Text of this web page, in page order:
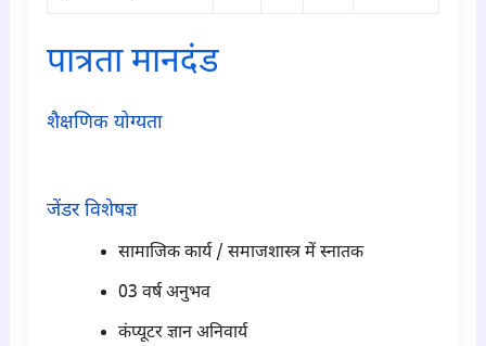
पात्रता मानदंड
शैक्षणिक योग्यता
जेंडर विशेषज्ञ
सामाजिक कार्य / समाजशास्त्र में स्नातक
03 वर्ष अनुभव
कंप्यूटर ज्ञान अनिवार्य